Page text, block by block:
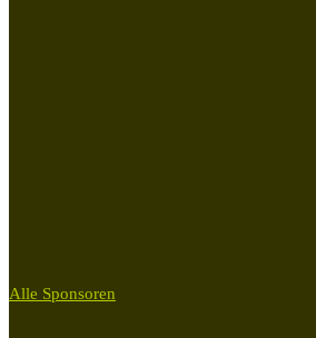
Alle Sponsoren